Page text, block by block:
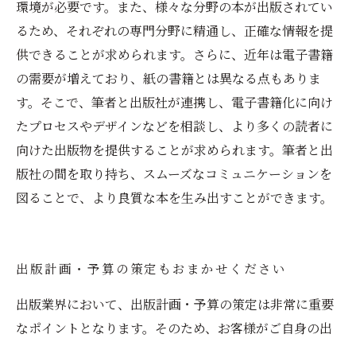
環境が必要です。また、様々な分野の本が出版されてい
るため、それぞれの専門分野に精通し、正確な情報を提
供できることが求められます。さらに、近年は電子書籍
の需要が増えており、紙の書籍とは異なる点もありま
す。そこで、筆者と出版社が連携し、電子書籍化に向け
たプロセスやデザインなどを相談し、より多くの読者に
向けた出版物を提供することが求められます。筆者と出
版社の間を取り持ち、スムーズなコミュニケーションを
図ることで、より良質な本を生み出すことができます。
出版計画・予算の策定もおまかせください
出版業界において、出版計画・予算の策定は非常に重要
なポイントとなります。そのため、お客様がご自身の出